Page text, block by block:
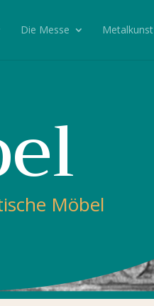
Die Messe Metalkunst
Möbel